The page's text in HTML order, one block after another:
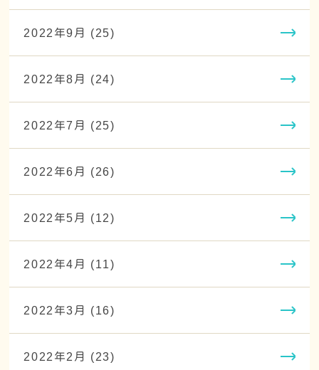
2022年9月 (25)
2022年8月 (24)
2022年7月 (25)
2022年6月 (26)
2022年5月 (12)
2022年4月 (11)
2022年3月 (16)
2022年2月 (23)